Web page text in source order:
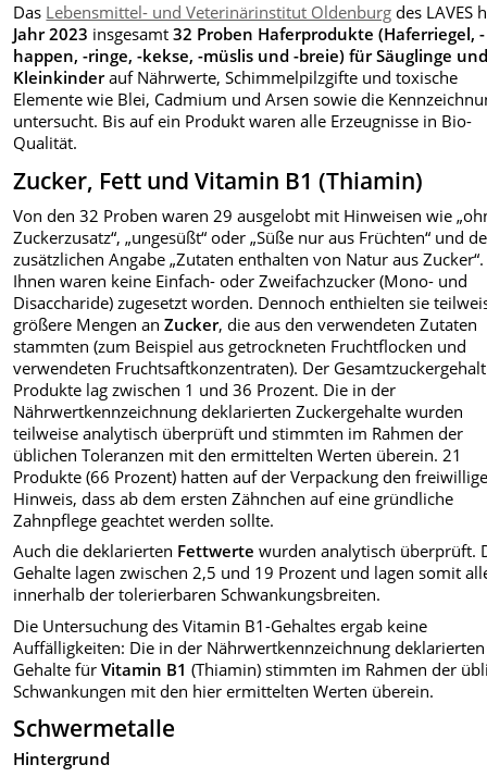
Das Lebensmittel- und Veterinärinstitut Oldenburg des LAVES
Jahr 2023 insgesamt32 Proben Haferprodukte (Haferriegel, -
happen, -ringe, -kekse, -müslis und -breie) für Säuglinge
Kleinkinderauf Nährwerte, Schimmelpilzgifte und toxische
Elemente wie Blei, Cadmium und Arsen sowie die
untersucht. Bis auf ein Produkt waren alle Erzeugnisse in Bio-
Qualität.
Zucker, Fett und Vitamin B1 (Thiamin)
Von den 32 Proben waren 29 ausgelobt mit Hinweisen wie
Zuckerzusatz“, „ungesüßt“ oder „Süße nur aus Früchten“ und
zusätzlichen Angabe „Zutaten enthalten von Natur aus Zucker“.
Ihnen waren keine Einfach- oder Zweifachzucker (Mono- und
Disaccharide) zugesetzt worden. Dennoch enthielten sie
größere Mengen anZucker, die aus den verwendeten Zutaten
stammten (zum Beispiel aus getrockneten Fruchtflocken und
verwendeten Fruchtsaftkonzentraten). Der
Produkte lag zwischen 1 und 36 Prozent. Die in der
Nährwertkennzeichnung deklarierten Zuckergehalte wurden
teilweise analytisch überprüft und stimmten im Rahmen der
üblichen Toleranzen mit den ermittelten Werten überein. 21
Produkte (66 Prozent) hatten auf der Verpackung den
Hinweis, dass ab dem ersten Zähnchen auf eine gründliche
Zahnpflege geachtet werden sollte.
Auch die deklarierten Fettwerte wurden analytisch überprüft.
Gehalte lagen zwischen 2,5 und 19 Prozent und lagen somit
innerhalb der tolerierbaren Schwankungsbreiten.
Die Untersuchung des Vitamin B1-Gehaltes ergab keine
Auffälligkeiten: Die in der Nährwertkennzeichnung deklarierten
Gehalte fürVitamin B1 (Thiamin) stimmten im Rahmen der
Schwankungen mit den hier ermittelten Werten überein.
Schwermetalle
Hintergrund